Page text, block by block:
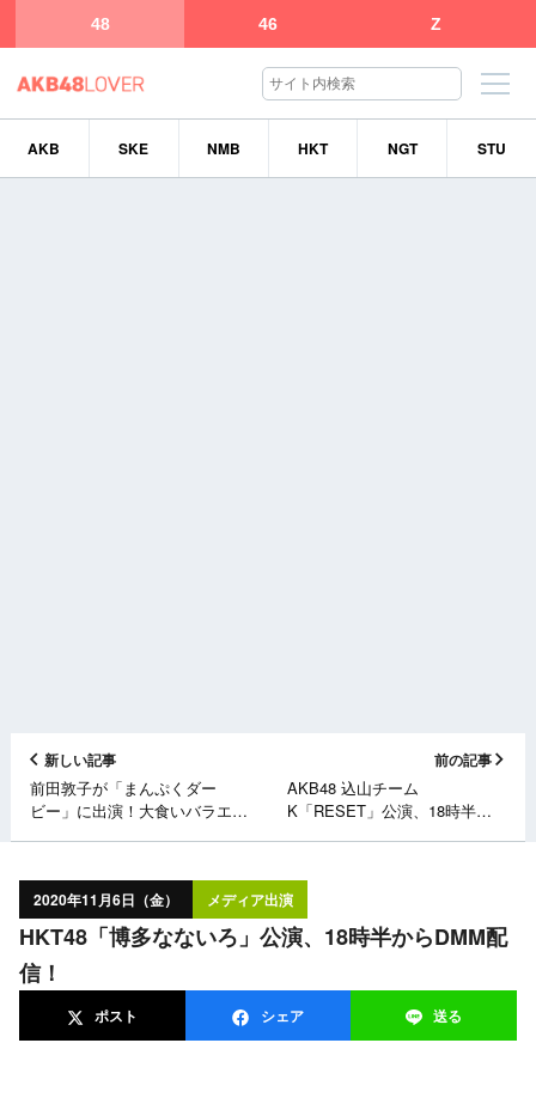
48 46 Z
AKB SKE NMB HKT NGT STU
新しい記事
前田敦子が「まんぷくダー
ビー」に出演！大食いバラエ
前の記事
AKB48 込山チーム
K「RESET」公演、18時半か
2020年11月6日（金） メディア出演
HKT48「博多なないろ」公演、18時半からDMM配
信！
ポスト シェア 送る